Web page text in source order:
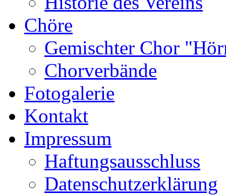
Chöre
Gemischter Chor
Chorverbände
Fotogalerie
Kontakt
Impressum
Haftungsausschluss
Datenschutzerklärung